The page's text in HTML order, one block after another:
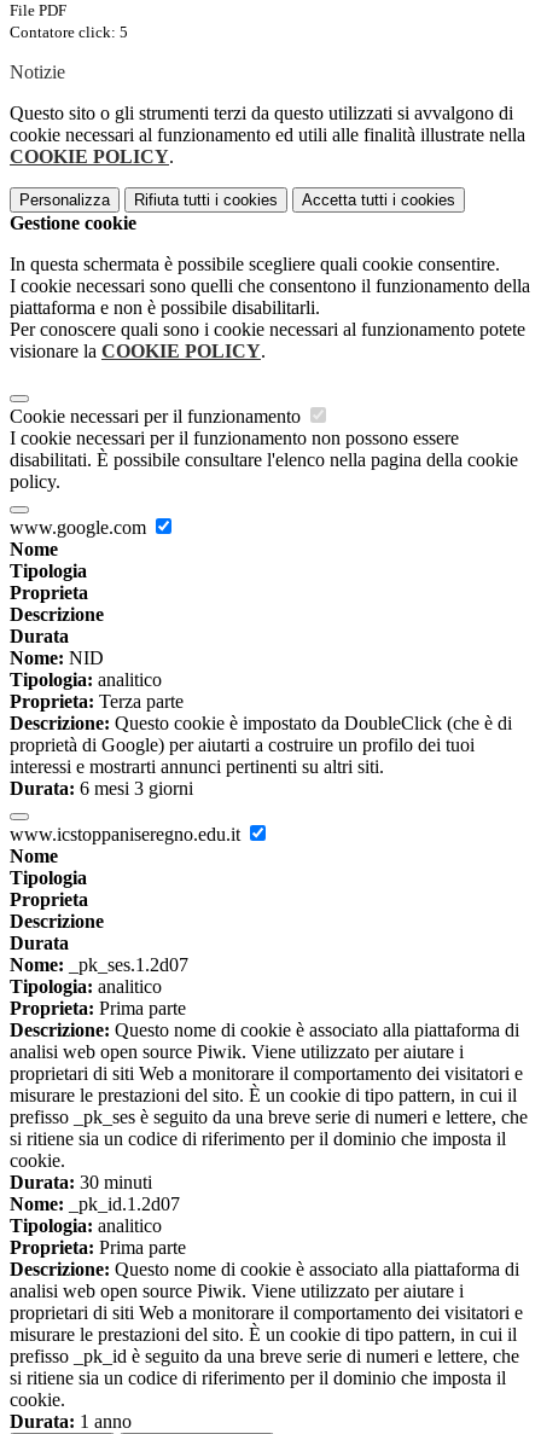
File PDF
Contatore click: 5
Notizie
Questo sito o gli strumenti terzi da questo utilizzati si avvalgono di
cookie necessari al funzionamento ed utili alle finalità illustrate nella
COOKIE POLICY.
Personalizza Rifiuta tutti i cookies Accetta tutti i cookies
Gestione cookie
In questa schermata è possibile scegliere quali cookie consentire.
I cookie necessari sono quelli che consentono il funzionamento della
piattaforma e non è possibile disabilitarli.
Per conoscere quali sono i cookie necessari al funzionamento potete
visionare la COOKIE POLICY.
Cookie necessari per il funzionamento
I cookie necessari per il funzionamento non possono essere
disabilitati. È possibile consultare l'elenco nella pagina della cookie
policy.
www.google.com
Nome
Tipologia
Proprieta
Descrizione
Durata
Nome: NID
Tipologia: analitico
Proprieta: Terza parte
Descrizione: Questo cookie è impostato da DoubleClick (che è di
proprietà di Google) per aiutarti a costruire un profilo dei tuoi
interessi e mostrarti annunci pertinenti su altri siti.
Durata: 6 mesi 3 giorni
www.icstoppaniseregno.edu.it
Nome
Tipologia
Proprieta
Descrizione
Durata
Nome: _pk_ses.1.2d07
Tipologia: analitico
Proprieta: Prima parte
Descrizione: Questo nome di cookie è associato alla piattaforma di
analisi web open source Piwik. Viene utilizzato per aiutare i
proprietari di siti Web a monitorare il comportamento dei visitatori e
misurare le prestazioni del sito. È un cookie di tipo pattern, in cui il
prefisso _pk_ses è seguito da una breve serie di numeri e lettere, che
si ritiene sia un codice di riferimento per il dominio che imposta il
cookie.
Durata: 30 minuti
Nome: _pk_id.1.2d07
Tipologia: analitico
Proprieta: Prima parte
Descrizione: Questo nome di cookie è associato alla piattaforma di
analisi web open source Piwik. Viene utilizzato per aiutare i
proprietari di siti Web a monitorare il comportamento dei visitatori e
misurare le prestazioni del sito. È un cookie di tipo pattern, in cui il
prefisso _pk_id è seguito da una breve serie di numeri e lettere, che
si ritiene sia un codice di riferimento per il dominio che imposta il
cookie.
Durata: 1 anno